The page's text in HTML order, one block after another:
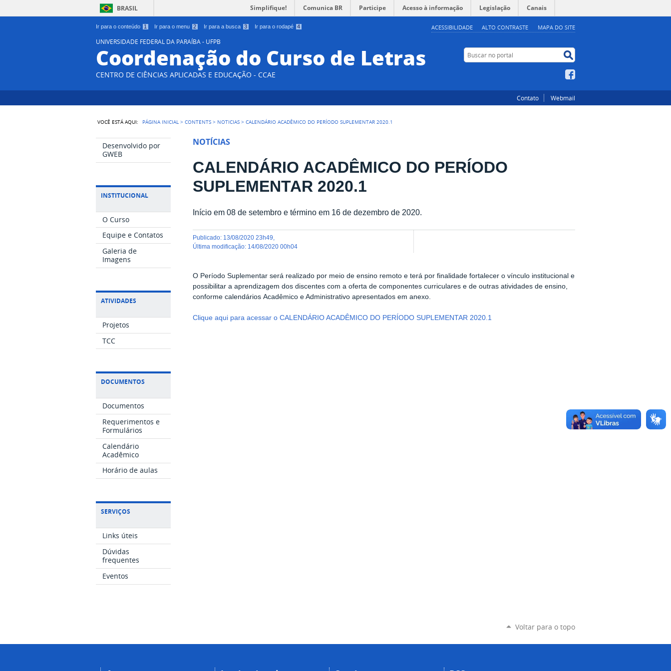
Ir para o conteúdo 1 Ir para o menu 2 Ir para a busca 3 Ir para o rodapé 4 ACESSIBILIDADE ALTO CONTRASTE MAPA DO SITE
BRASIL Simplifique! Comunica BR Participe Acesso à informação Legislação Canais
UNIVERSIDADE FEDERAL DA PARAÍBA - UFPB
Coordenação do Curso de Letras
CENTRO DE CIÊNCIAS APLICADAS E EDUCAÇÃO - CCAE
Buscar no portal
Contato Webmail
VOCÊ ESTÁ AQUI: PÁGINA INICIAL >CONTENTS > NOTICIAS >CALENDÁRIO ACADÊMICO DO PERÍODO SUPLEMENTAR 2020.1
Desenvolvido por
GWEB
INSTITUCIONAL
O Curso
Equipe e Contatos
Galeria de
Imagens
ATIVIDADES
Projetos
TCC
DOCUMENTOS
Documentos
Requerimentos e
Formulários
Calendário
Acadêmico
Horário de aulas
SERVIÇOS
Links úteis
Dúvidas
frequentes
Eventos
NOTÍCIAS
CALENDÁRIO ACADÊMICO DO PERÍODO
SUPLEMENTAR 2020.1
Início em 08 de setembro e término em 16 de dezembro de 2020.
publicado: 13/08/2020 23h49
última modificação: 14/08/2020 00h04
O Período Suplementar será realizado por meio de ensino remoto e terá por finalidade fortalecer o vínculo institucional e
possibilitar a aprendizagem dos discentes com a oferta de componentes curriculares e de outras atividades de ensino,
conforme calendários Acadêmico e Administrativo apresentados em anexo.
Clique aqui para acessar o CALENDÁRIO ACADÊMICO DO PERÍODO SUPLEMENTAR 2020.1
Voltar para o topo